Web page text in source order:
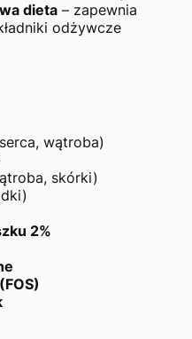
dieta – zapewnia
odżywcze
wątroba)
skórki)
2%